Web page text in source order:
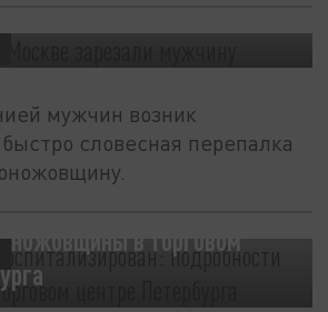
мужчин возник
словесная перепалка
в торговом